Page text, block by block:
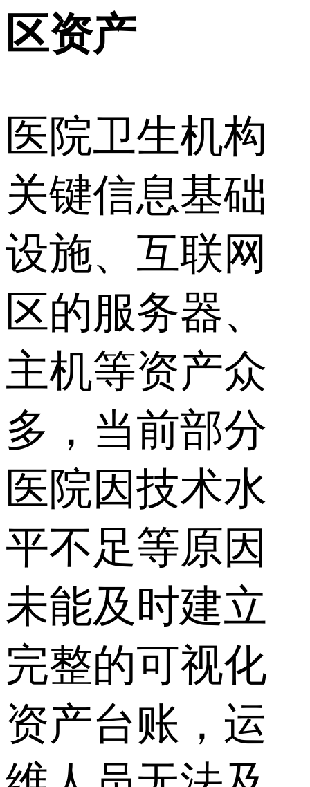
区资产
医院卫生机构
关键信息基础
设施、互联网
区的服务器、
主机等资产众
多，当前部分
医院因技术水
平不足等原因
未能及时建立
完整的可视化
资产台账，运